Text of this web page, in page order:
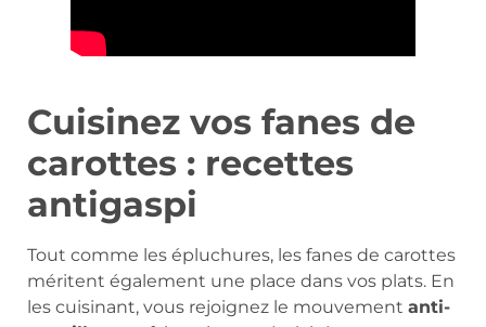
Cuisinez vos fanes de
carottes : recettes
antigaspi
Tout comme les épluchures, les fanes de carottes
méritent également une place dans vos plats. En
les cuisinant, vous rejoignez le mouvement anti-